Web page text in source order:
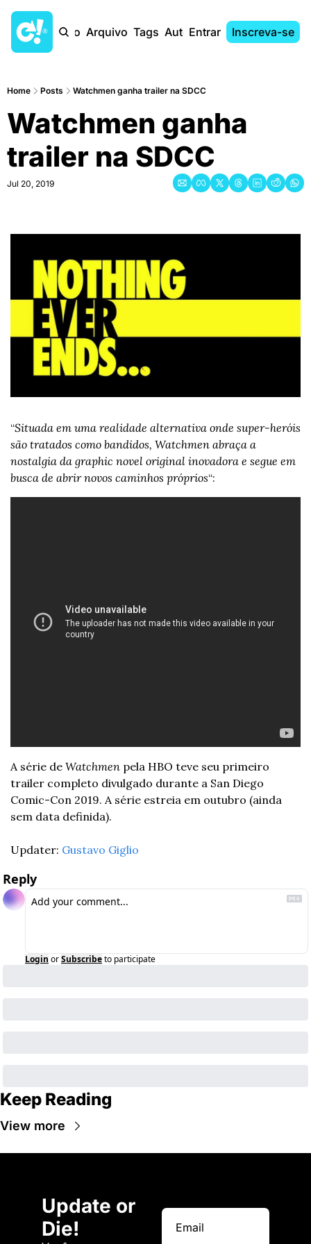
Início Arquivo Tags AutoresEntrar Inscreva-se
Home Posts Watchmen ganha trailer na SDCC
Watchmen ganha
trailer na SDCC
Jul 20, 2019
“Situada em uma realidade alternativa onde super-heróis
são tratados como bandidos, Watchmen abraça a
nostalgia da graphic novel original inovadora e segue em
busca de abrir novos caminhos próprios“:
A série de Watchmen pela HBO teve seu primeiro
trailer completo divulgado durante a San Diego
Comic-Con 2019. A série estreia em outubro (ainda
sem data definida).
Updater: Gustavo Giglio
Reply
Login orSubscribeto participate
Keep Reading
View more
Update or
Die!